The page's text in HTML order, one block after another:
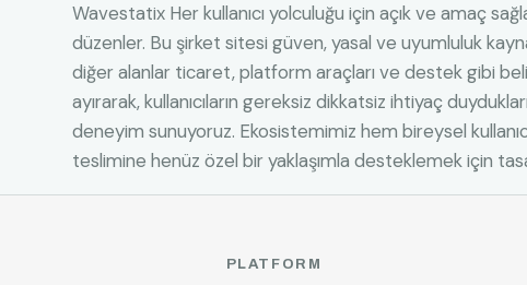
Wavestatix Her kullanıcı yolculuğu için açık ve amaç
düzenler. Bu şirket sitesi güven, yasal ve uyumluluk
diğer alanlar ticaret, platform araçları ve destek gibi
ayırarak, kullanıcıların gereksiz dikkatsiz ihtiyaç
deneyim sunuyoruz. Ekosistemimiz hem bireysel
teslimine henüz özel bir yaklaşımla desteklemek için
PLATFORM